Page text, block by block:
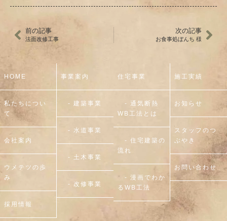
前の記事
法面改修工事
次の記事
お食事処ぼんち 様
HOME
私たちについ
て
会社案内
ウメテツの歩
み
採用情報
事業案内
- 建築事業
- 水道事業
- 土木事業
- 改修事業
住宅事業
- 通気断熱
WB工法とは
- 住宅建築の
流れ
- 漫画でわか
るWB工法
施工実績
お知らせ
スタッフのつ
ぶやき
お問い合わせ